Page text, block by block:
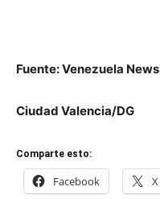
Fuente: Venezuela News
Ciudad Valencia/DG
Comparte esto:
Facebook X